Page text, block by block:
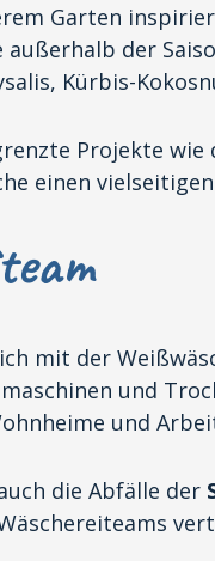
Garten
der
Kürbis-
Projekte
einen
mit der
und
und
die Abfälle der